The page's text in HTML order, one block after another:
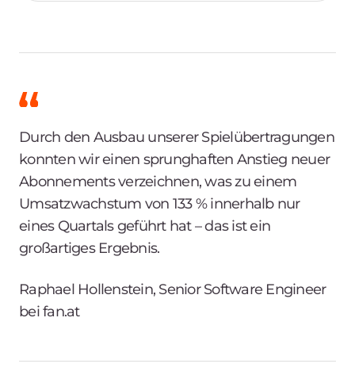
Durch den Ausbau unserer Spielübertragungen
konnten wir einen sprunghaften Anstieg neuer
Abonnements verzeichnen, was zu einem
Umsatzwachstum von 133 % innerhalb nur
eines Quartals geführt hat – das ist ein
großartiges Ergebnis.
Raphael Hollenstein, Senior Software Engineer
bei fan.at